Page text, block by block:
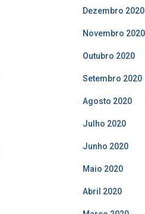
Dezembro 2020
Novembro 2020
Outubro 2020
Setembro 2020
Agosto 2020
Julho 2020
Junho 2020
Maio 2020
Abril 2020